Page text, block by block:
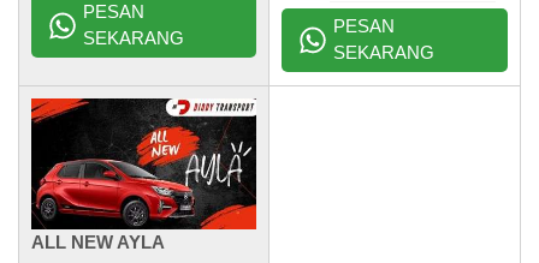
PESAN
SEKARANG
PESAN
SEKARANG
ALL NEW AYLA